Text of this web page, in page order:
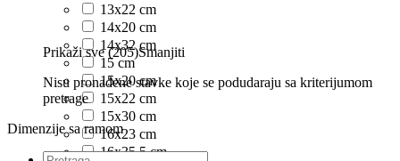
13x22 cm
14x20 cm
14x32 cm
15 cm
15x20 cm
15x22 cm
15x30 cm
16x23 cm
16x35.5 cm
Prikaži sve (205)Smanjiti
Nisu pronađene stavke koje se podudaraju sa kriterijumom
pretrage
Dimenzije sa ramom